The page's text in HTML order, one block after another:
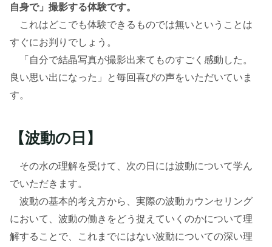
自身で」撮影する体験です。
これはどこでも体験できるものでは無いということは
すぐにお判りでしょう。
「自分で結晶写真が撮影出来てものすごく感動した。
良い思い出になった」と毎回喜びの声をいただいていま
す。
【波動の日】
その水の理解を受けて、次の日には波動について学ん
でいただきます。
波動の基本的考え方から、実際の波動カウンセリング
において、波動の働きをどう捉えていくのかについて理
解することで、これまでにはない波動についての深い理